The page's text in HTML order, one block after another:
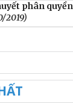
phân
2019)